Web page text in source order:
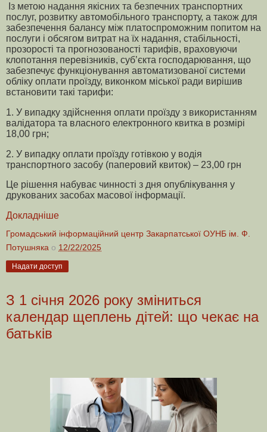
Із метою надання якісних та безпечних транспортних
послуг, розвитку автомобільного транспорту, а також для
забезпечення балансу між платоспроможним попитом на
послуги і обсягом витрат на їх надання, стабільності,
прозорості та прогнозованості тарифів, враховуючи
клопотання перевізників, суб’єкта господарювання, що
забезпечує функціонування автоматизованої системи
обліку оплати проїзду, виконком міської ради вирішив
встановити такі тарифи:
1. У випадку здійснення оплати проїзду з використанням
валідатора та власного електронного квитка в розмірі
18,00 грн;
2. У випадку оплати проїзду готівкою у водія
транспортного засобу (паперовий квиток) – 23,00 грн
Це рішення набуває чинності з дня опублікування у
друкованих засобах масової інформації.
Докладніше
Громадський інформаційний центр Закарпатської ОУНБ ім. Ф.
Потушняка о 12/22/2025
Надати доступ
З 1 січня 2026 року зміниться
календар щеплень дітей: що чекає на
батьків